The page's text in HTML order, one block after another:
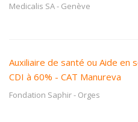
Medicalis SA- Genève
Auxiliaire de santé ou Aide en
CDI à 60% - CAT Manureva
Fondation Saphir- Orges